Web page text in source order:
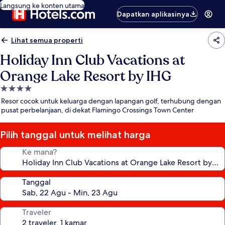
Langsung ke konten utama
Dapatkan aplikasinya
Lihat semua properti
Holiday Inn Club Vacations at
Orange Lake Resort by IHG
Properti
bintang
4.0
Resor cocok untuk keluarga dengan lapangan golf, terhubung dengan
pusat perbelanjaan, di dekat Flamingo Crossings Town Center
Pilih tanggal untuk melihat harga
Ke mana?
Tanggal
Traveler